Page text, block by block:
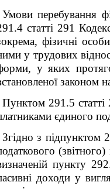
Умови перебування
статті 291
фізичні
у трудових
у яких
законом
Пунктом 291.5 статті
єдиного
Згідно з підпунктом
пункту
доходи у